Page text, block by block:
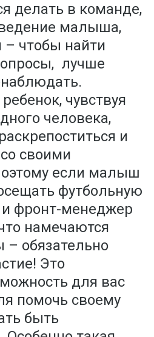
делать в команде,
малыша,
чтобы найти
лучше
чувствуя
человека,
и
своими
если малыш
футбольную
фронт-менеджер
намечаются
– обязательно
Это
для вас
помочь своему
быть